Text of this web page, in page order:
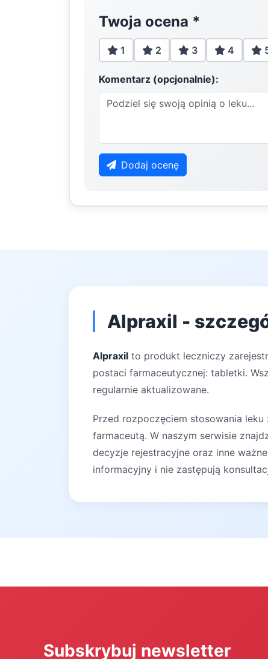
Twoja ocena *
1 2 3 4
Komentarz (opcjonalnie):
Dodaj ocenę
Alpraxil -
Alpraxil to produkt leczniczy
postaci farmaceutycznej: tabletki.
regularnie aktualizowane.
Przed rozpoczęciem stosowania
farmaceutą. W naszym serwisie
decyzje rejestracyjne oraz inne
informacyjny i nie zastępują
Subskrybuj newsletter